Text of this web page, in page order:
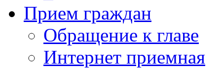
Прием граждан
Обращение к главе
Интернет приемная